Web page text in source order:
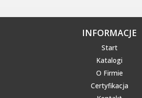
INFORMACJE
Start
Katalogi
O Firmie
Certyfikacja